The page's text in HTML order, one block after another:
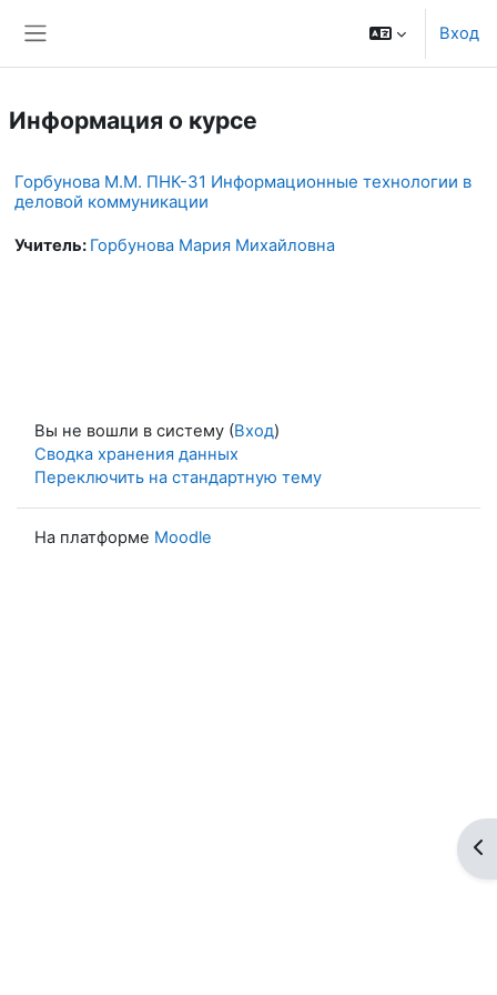
Вход
Информация о курсе
Горбунова М.М. ПНК-31 Информационные технологии в
деловой коммуникации
Учитель: Горбунова Мария Михайловна
Вы не вошли в систему (Вход)
Сводка хранения данных
Переключить на стандартную тему
На платформе Moodle